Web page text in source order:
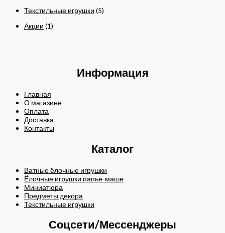
Текстильные игрушки (5)
Акции (1)
Информация
Главная
О магазине
Оплата
Доставка
Контакты
Каталог
Ватные ёлочные игрушки
Ёлочные игрушки папье-маше
Миниатюра
Предметы декора
Текстильные игрушки
Соцсети/Мессенджеры